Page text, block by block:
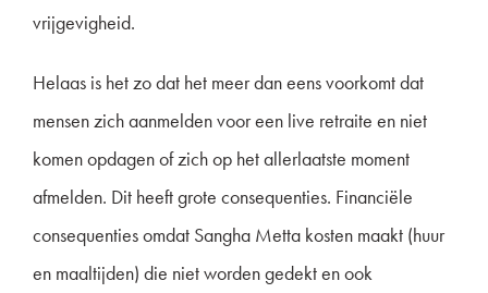
vrijgevigheid.
Helaas is het zo dat het meer dan eens voorkomt dat
mensen zich aanmelden voor een live retraite en niet
komen opdagen of zich op het allerlaatste moment
afmelden. Dit heeft grote consequenties. Financiële
consequenties omdat Sangha Metta kosten maakt (huur
en maaltijden) die niet worden gedekt en ook